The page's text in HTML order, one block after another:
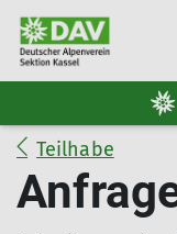
Teilhabe